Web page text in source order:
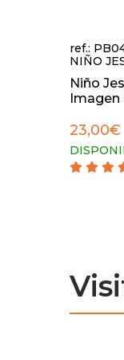
ref.:
NIÑO
Niño
Imagen
23,00€